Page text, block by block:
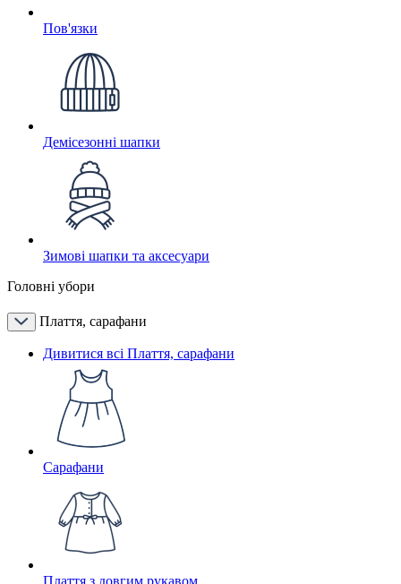
Пов'язки
Демісезонні шапки
Зимові шапки та аксесуари
Головні убори
Плаття, сарафани
Дивитися всі Плаття, сарафани
Сарафани
Плаття з довгим рукавом